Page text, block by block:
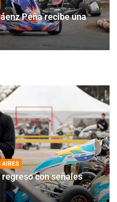
Peña recibe una
AIRES
regreso con señales